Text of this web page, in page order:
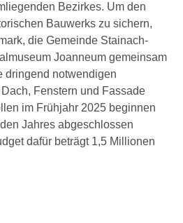
Bezirkes. Um den
Bauwerks zu sichern,
die Gemeinde Stainach-
Joanneum gemeinsam
dringend notwendigen
Fenstern und Fassade
im Frühjahr 2025 beginnen
Jahres abgeschlossen
dafür beträgt 1,5 Millionen